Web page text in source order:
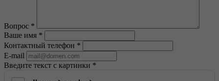
Вопрос *
Ваше имя *
Контактный телефон *
E-mail
Введите текст с картинки *